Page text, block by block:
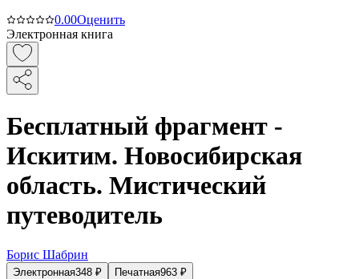
0.00Оценить
Электронная книга
Бесплатный фрагмент -
Искитим. Новосибирская
область. Мистический
путеводитель
Борис Шабрин
Электронная348 ₽ Печатная963 ₽